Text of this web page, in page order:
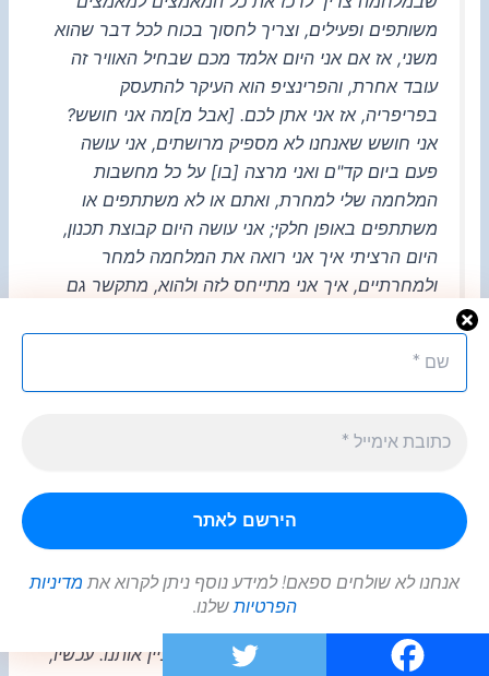
משותפים ופעילים, וצריך לחסוך בכוח לכל דבר שהוא
משני, אז אם אני היום אלמד מכם שבחיל האוויר זה
עובד אחרת, והפרינציפ הוא העיקר להתעסק
בפריפריה, אז אני אתן לכם. [אבל מ]מה אני חושש?
אני חושש שאנחנו לא מספיק מרושתים, אני עושה
פעם ביום קד"ם ואני מרצה [בו] על כל מחשבות
המלחמה שלי למחרת, ואתם או לא משתתפים או
משתתפים באופן חלקי; אני עושה היום קבוצת תכנון,
היום הרציתי איך אני רואה את המלחמה למחר
ולמחרתיים, איך אני מתייחס לזה ולהוא, מתקשר גם
חוששני שזה לא תורם לכם בשביל שאנחנו נהיה על גל
אחד. ואני הייתי רוצה: א. גם אתה נותן לי, אתה נותן
את הרשימה שלך, כל הדברים שאתה מדבר. למשל
לא, לא מפריעות לי לא הסוללות, לא הסוללות, ואני לא
ל"מיסורי" ולגזרה הדרומית. הגזרה הצפונית לא
להיות שה- by product הוא שידפקו את הכוחות, את
להיות בטוח שאתה יודע בדיוק מה מעניין אותנו. עכשיו,
אנחנו לא שולחים ספאם! למידע נוסף ניתן לקרוא את מדיניות
הפרטיותשלנו.